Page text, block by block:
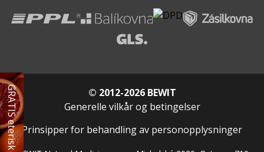
GRATIS eterisk olje
© 2012-2026 BEWIT
Generelle vilkår og betingelser
Prinsipper for behandling av personopplysninger